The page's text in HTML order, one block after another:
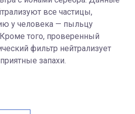
все частицы,
у человека — пыльцу
того, проверенный
фильтр нейтрализует
запахи.